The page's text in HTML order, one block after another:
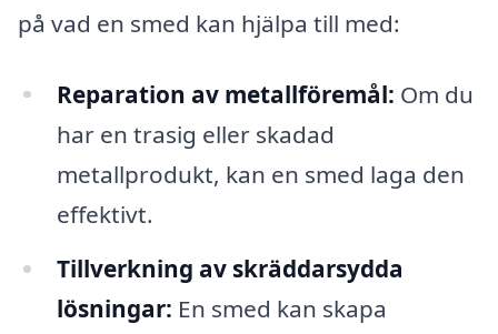
på vad en smed kan hjälpa till med:
Reparation av metallföremål: Om du
har en trasig eller skadad
metallprodukt, kan en smed laga den
effektivt.
Tillverkning av skräddarsydda
lösningar: En smed kan skapa